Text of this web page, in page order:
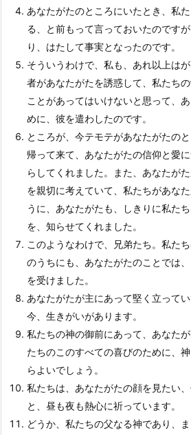
あなたがたのところにいたとき、私
る、と前もって言っておいたのです
り、はたして事実となったのです。
そういうわけで、私も、あれ以上は
者があなたがたを誘惑して、私たち
ことがあってはいけないと思って、
めに、彼を遣わしたのです。
ところが、今テモテがあなたがたの
帰って来て、あなたがたの信仰と愛
らしてくれました。また、あなたが
を親切に考えていて、私たちがあな
うに、あなたがたも、しきりに私た
を、知らせてくれました。
このようなわけで、兄弟たち。私た
のうちにも、あなたがたのことでは
を受けました。
あなたがたが主にあって堅く立って
今、生きがいがあります。
私たちの神の御前にあって、あなた
たちのこのすべての喜びのために、
らよいでしょう。
私たちは、あなたがたの顔を見たい
と、昼も夜も熱心に祈っています。
どうか、私たちの父なる神であり、